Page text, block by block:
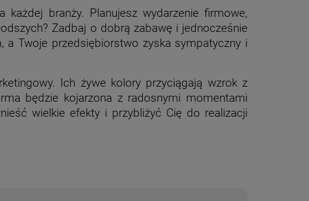
branży. Planujesz wydarzenie firmowe,
Zadbaj o dobrą zabawę i jednocześnie
Twoje przedsiębiorstwo zyska sympatyczny i
Ich żywe kolory przyciągają wzrok z
będzie kojarzona z radosnymi momentami
wielkie efekty i przybliżyć Cię do realizacji